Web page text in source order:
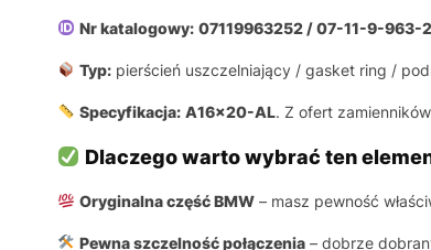
Nr katalogowy: 07119963252 / 07-11-9-963-
Typ:pierścień uszczelniający / gasket ring /
Specyfikacja: A16x20-AL. Z ofert
Dlaczego warto wybrać ten
Oryginalna część BMW– masz pewność
Pewna szczelność połączenia– dobrze